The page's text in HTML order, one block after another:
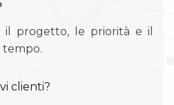
il progetto, le priorità e il
tempo.
clienti?